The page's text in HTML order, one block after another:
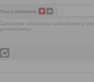
Nazwa dokumentu
Zgłoszenie zniszczenia uszkodzenia
geodezyjnego